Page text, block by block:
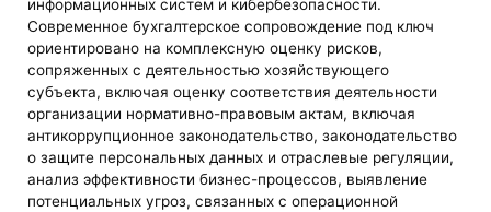
информационных систем и кибербезопасности.
Современное бухгалтерское сопровождение под ключ
ориентировано на комплексную оценку рисков,
сопряженных с деятельностью хозяйствующего
субъекта, включая оценку соответствия деятельности
организации нормативно-правовым актам, включая
антикоррупционное законодательство, законодательство
о защите персональных данных и отраслевые регуляции,
анализ эффективности бизнес-процессов, выявление
потенциальных угроз, связанных с операционной